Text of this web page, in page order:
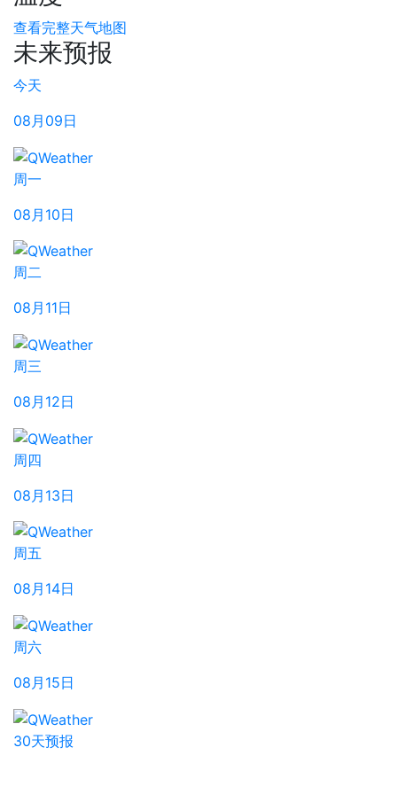
查看完整天气地图
未来预报
今天
08月09日
周一
08月10日
周二
08月11日
周三
08月12日
周四
08月13日
周五
08月14日
周六
08月15日
30天预报